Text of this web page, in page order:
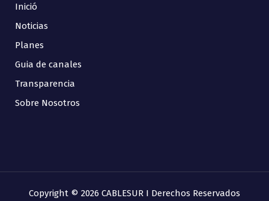
Inició
Noticias
Planes
Guia de canales
Transparencia
Sobre Nosotros
Copyright © 2026 CABLESUR I Derechos Reservados